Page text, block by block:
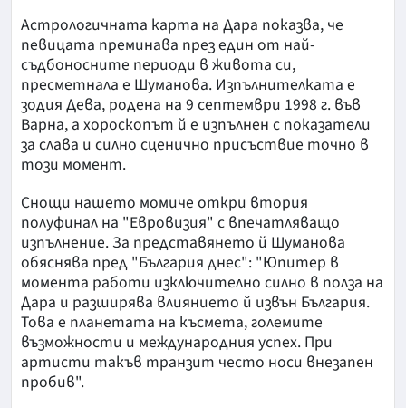
Астрологичната карта на Дара показва, че
певицата преминава през един от най-
съдбоносните периоди в живота си,
пресметнала е Шуманова. Изпълнителката е
зодия Дева, родена на 9 септември 1998 г. във
Варна, а хороскопът й е изпълнен с показатели
за слава и силно сценично присъствие точно в
този момент.
Снощи нашето момиче откри втория
полуфинал на "Евровизия" с впечатляващо
изпълнение. За представянето й Шуманова
обяснява пред "България днес": "Юпитер в
момента работи изключително силно в полза на
Дара и разширява влиянието й извън България.
Това е планетата на късмета, големите
възможности и международния успех. При
артисти такъв транзит често носи внезапен
пробив".